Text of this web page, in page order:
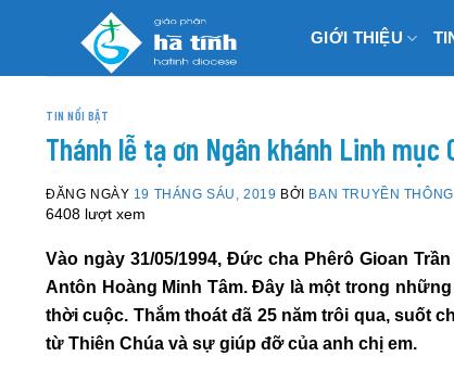
GIỚI THIỆU
TIN NỔI BẬT
Thánh lễ tạ ơn Ngân khánh Linh mục
ĐĂNG NGÀY 19 THÁNG SÁU, 2019 BỞI BAN TRUYỀN THÔNG
6408 lượt xem
Vào ngày 31/05/1994, Đức cha Phêrô Gioan
Antôn Hoàng Minh Tâm.Đây là một trong những
thời cuộc. Thắm thoát đã 25 năm trôi qua, suốt
từ Thiên Chúa và sự giúp đỡ của anh chị em.